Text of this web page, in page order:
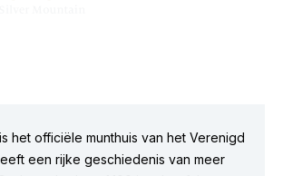
het officiële munthuis van het Verenigd
een rijke geschiedenis van meer